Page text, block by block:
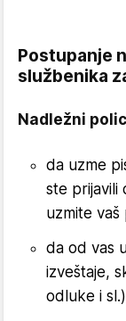
Postupanje
službenika
Nadležni
da uzme
ste prijavili
uzmite vaš
da od vas
izveštaje,
odluke i sl.)